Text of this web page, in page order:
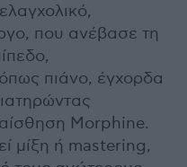
που ανέβασε τη
πιάνο, έγχορδα
Morphine.
μίξη ή mastering,